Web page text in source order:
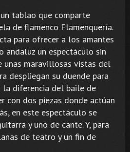
tablao que comparte
de flamenco Flamenquería.
para ofrecer a los amantes
andaluz un espectáculo sin
unas maravillosas vistas del
despliegan su duende para
la diferencia del baile de
con dos piezas donde actúan
en este espectáculo se
y uno de cante. Y, para
de teatro y un fin de